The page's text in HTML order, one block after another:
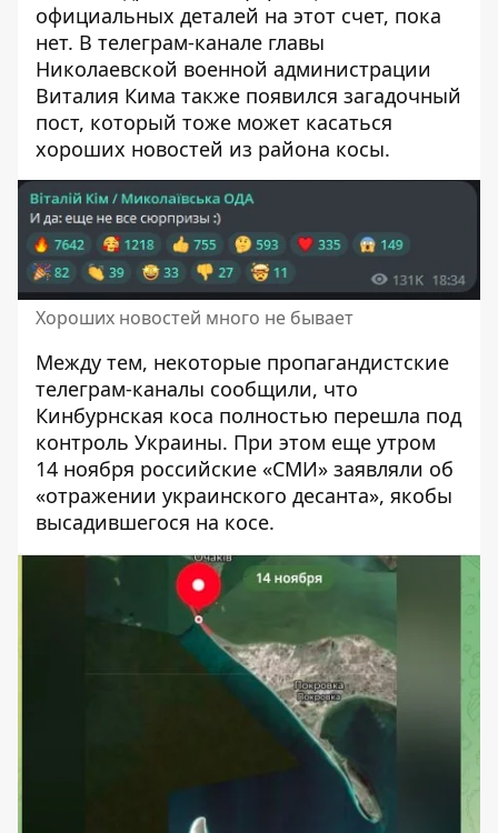
официальных деталей на этот счет, пока
нет. В телеграм-канале главы
Николаевской военной администрации
Виталия Кима также появился загадочный
пост, который тоже может касаться
хороших новостей из района косы.
Хороших новостей много не бывает
Между тем, некоторые пропагандистские
телеграм-каналы сообщили, что
Кинбурнская коса полностью перешла под
контроль Украины. При этом еще утром
14 ноября российские «СМИ» заявляли об
«отражении украинского десанта», якобы
высадившегося на косе.